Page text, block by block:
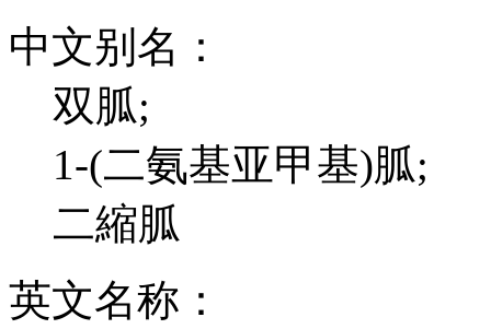
中文别名：
双胍;
1-(二氨基亚甲基)胍;
二縮胍
英文名称：